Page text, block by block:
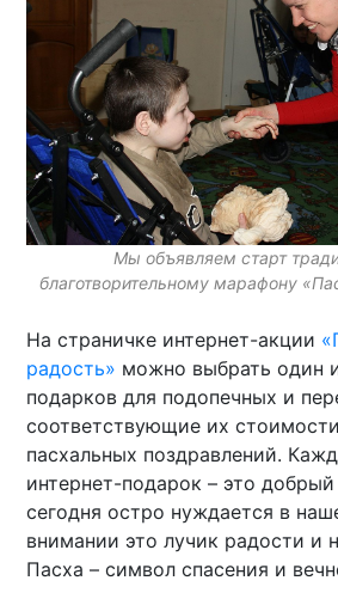
Мы объявляем старт
благотворительному марафону
На страничке интернет-акции
радость» можно выбрать один
подарков для подопечных и
соответствующие их
пасхальных поздравлений.
интернет-подарок – это
сегодня остро нуждается в
внимании это лучик радости и
Пасха – символ спасения и